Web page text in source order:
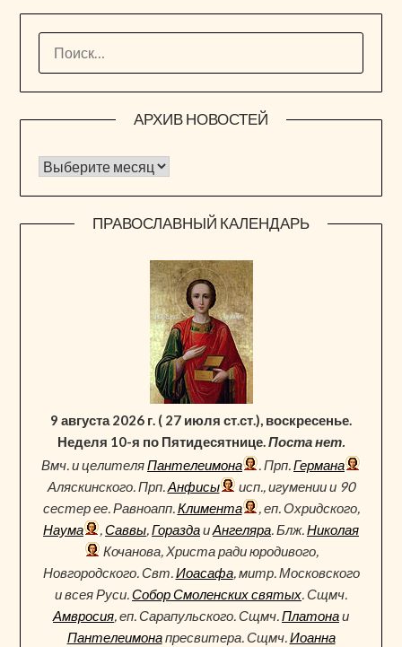
АРХИВ НОВОСТЕЙ
Архив новостей
ПРАВОСЛАВНЫЙ КАЛЕНДАРЬ
9 августа 2026 г. ( 27 июля ст.ст.), воскресенье.
Неделя 10-я по Пятидесятнице.Поста нет.
Вмч. и целителяПантелеимона . Прп.Германа
Аляскинского. Прп.Анфисы
исп., игумении и 90
сестер ее. Равноапп.Климента
, еп. Охридского,
Наума
,Саввы,ГораздаиАнгеляра. Блж.Николая
Кочанова, Христа ради юродивого,
Новгородского. Свт.Иоасафа, митр. Московского
и всея Руси.Собор Смоленских святых. Сщмч.
Амвросия, еп. Сарапульского. Сщмч.Платонаи
Пантелеимонапресвитера. Сщмч.Иоанна